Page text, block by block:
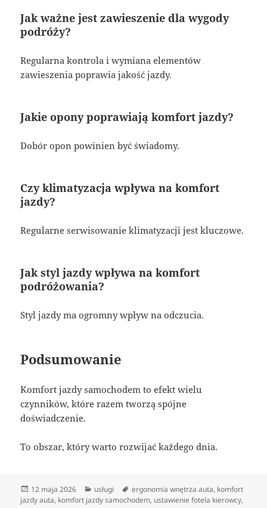
Jak ważne jest zawieszenie dla wygody
podróży?
Regularna kontrola i wymiana elementów
zawieszenia poprawia jakość jazdy.
Jakie opony poprawiają komfort jazdy?
Dobór opon powinien być świadomy.
Czy klimatyzacja wpływa na komfort
jazdy?
Regularne serwisowanie klimatyzacji jest kluczowe.
Jak styl jazdy wpływa na komfort
podróżowania?
Styl jazdy ma ogromny wpływ na odczucia.
Podsumowanie
Komfort jazdy samochodem to efekt wielu
czynników, które razem tworzą spójne
doświadczenie.
To obszar, który warto rozwijać każdego dnia.
Data
publikacji
12 maja 2026 Kategorie
usługi Tagi
ergonomia wnętrza auta, komfort
jazdy auta, komfort jazdy samochodem, ustawienie fotela kierowcy,